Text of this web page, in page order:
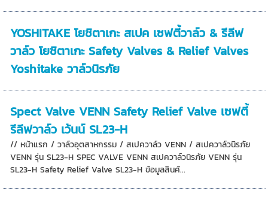
YOSHITAKE โยชิตาเกะ สเปค เซฟตี้วาล์ว & รีลีฟ
วาล์ว โยชิตาเกะ Safety Valves & Relief Valves
Yoshitake วาล์วนิรภัย
Spect Valve VENN Safety Relief Valve เซฟตี้
รีลีฟวาล์ว เว้นน์ SL23-H
// หน้าแรก / วาล์วอุตสาหกรรม / สเปควาล์ว VENN / สเปควาล์วนิรภัย
VENN รุ่น SL23-H SPEC VALVE VENN สเปควาล์วนิรภัย VENN รุ่น
SL23-H Safety Relief Valve SL23-H ข้อมูลสินค้...